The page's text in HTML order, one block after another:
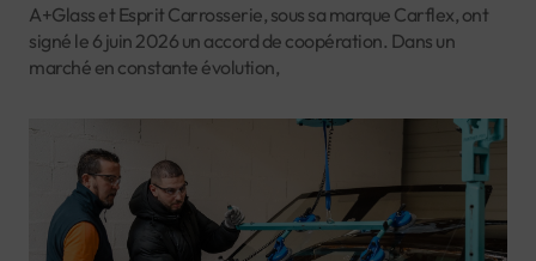
A+Glass et Esprit Carrosserie, sous sa marque Carflex, ont
signé le 6 juin 2026 un accord de coopération. Dans un
marché en constante évolution,